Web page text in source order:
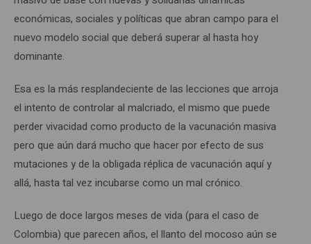
económicas, sociales y políticas que abran campo para el
nuevo modelo social que deberá superar al hasta hoy
dominante.
Esa es la más resplandeciente de las lecciones que arroja
el intento de controlar al malcriado, el mismo que puede
perder vivacidad como producto de la vacunación masiva
pero que aún dará mucho que hacer por efecto de sus
mutaciones y de la obligada réplica de vacunación aquí y
allá, hasta tal vez incubarse como un mal crónico.
Luego de doce largos meses de vida (para el caso de
Colombia) que parecen años, el llanto del mocoso aún se